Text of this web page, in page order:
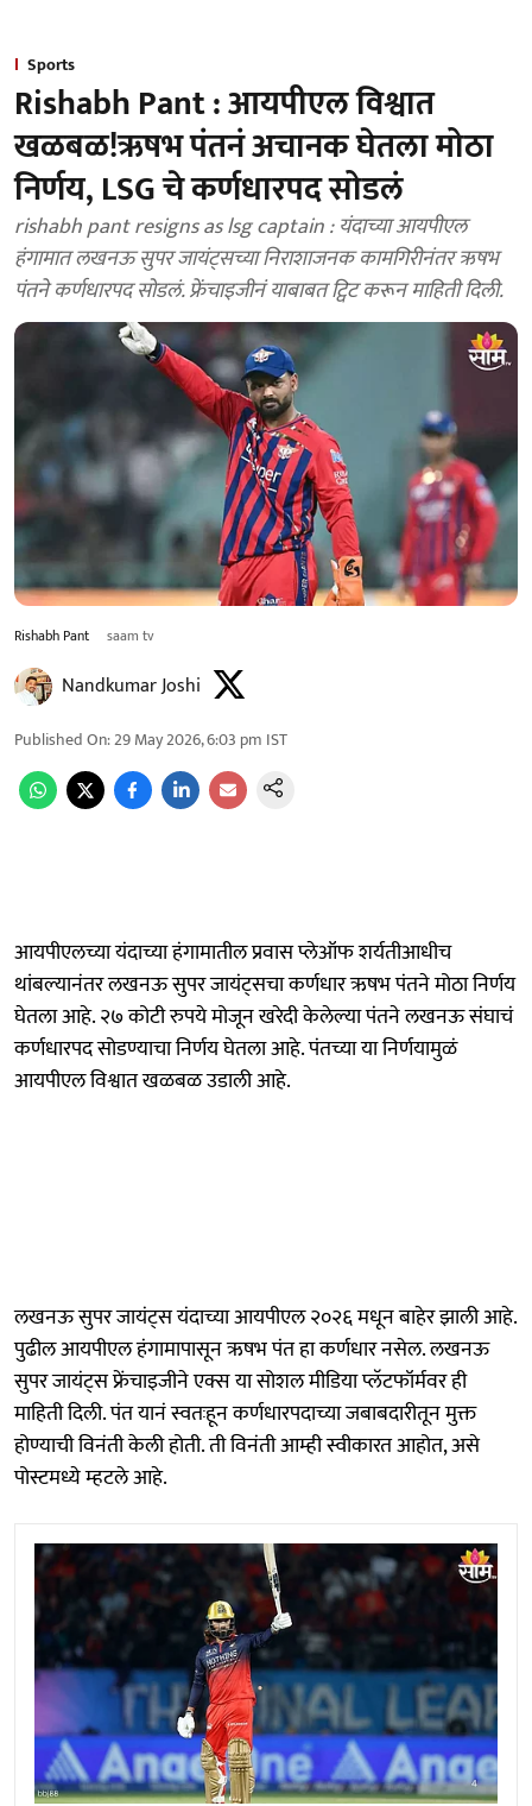
Sports
Rishabh Pant : आयपीएल विश्वात
खळबळ!ऋषभ पंतनं अचानक घेतला मोठा
निर्णय, LSG चे कर्णधारपद सोडलं
rishabh pant resigns as lsg captain : यंदाच्या आयपीएल
हंगामात लखनऊ सुपर जायंट्सच्या निराशाजनक कामगिरीनंतर ऋषभ
पंतने कर्णधारपद सोडलं. फ्रेंचाइजीनं याबाबत ट्विट करून माहिती दिली.
Rishabh Pant saam tv
Nandkumar Joshi
Published On:29 May 2026, 6:03 pm IST
आयपीएलच्या यंदाच्या हंगामातील प्रवास प्लेऑफ शर्यतीआधीच
थांबल्यानंतर लखनऊ सुपर जायंट्सचा कर्णधार ऋषभ पंतने मोठा निर्णय
घेतला आहे. २७ कोटी रुपये मोजून खरेदी केलेल्या पंतने लखनऊ संघाचं
कर्णधारपद सोडण्याचा निर्णय घेतला आहे. पंतच्या या निर्णयामुळं
आयपीएल विश्वात खळबळ उडाली आहे.
लखनऊ सुपर जायंट्स यंदाच्या आयपीएल २०२६ मधून बाहेर झाली आहे.
पुढील आयपीएल हंगामापासून ऋषभ पंत हा कर्णधार नसेल. लखनऊ
सुपर जायंट्स फ्रेंचाइजीने एक्स या सोशल मीडिया प्लॅटफॉर्मवर ही
माहिती दिली. पंत यानं स्वतःहून कर्णधारपदाच्या जबाबदारीतून मुक्त
होण्याची विनंती केली होती. ती विनंती आम्ही स्वीकारत आहोत, असे
पोस्टमध्ये म्हटले आहे.